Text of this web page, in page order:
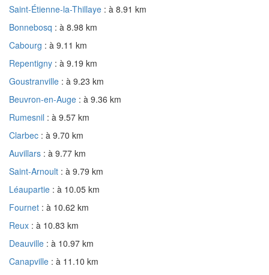
Saint-Étienne-la-Thillaye : à 8.91 km
Bonnebosq : à 8.98 km
Cabourg : à 9.11 km
Repentigny : à 9.19 km
Goustranville : à 9.23 km
Beuvron-en-Auge : à 9.36 km
Rumesnil : à 9.57 km
Clarbec : à 9.70 km
Auvillars : à 9.77 km
Saint-Arnoult : à 9.79 km
Léaupartie : à 10.05 km
Fournet : à 10.62 km
Reux : à 10.83 km
Deauville : à 10.97 km
Canapville : à 11.10 km